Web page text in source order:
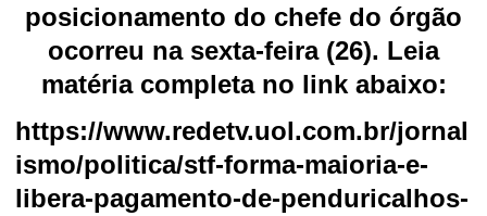
posicionamento do chefe do órgão
ocorreu na sexta-feira (26). Leia
matéria completa no link abaixo:
https://www.redetv.uol.com.br/jornal
ismo/politica/stf-forma-maioria-e-
libera-pagamento-de-penduricalhos-